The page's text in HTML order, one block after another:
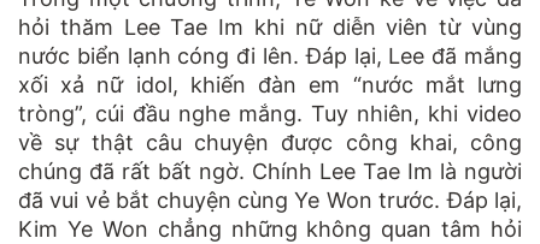
hỏi thăm Lee Tae Im khi nữ diễn viên từ vùng
nước biển lạnh cóng đi lên. Đáp lại, Lee đã mắng
xối xả nữ idol, khiến đàn em “nước mắt lưng
tròng”, cúi đầu nghe mắng. Tuy nhiên, khi video
về sự thật câu chuyện được công khai, công
chúng đã rất bất ngờ. Chính Lee Tae Im là người
đã vui vẻ bắt chuyện cùng Ye Won trước. Đáp lại,
Kim Ye Won chẳng những không quan tâm hỏi